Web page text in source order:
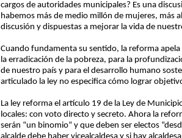
cargos de autoridades municipales? Es una
habemos más de medio millón de mujeres, más
discusión y dispuestas a mejorar la vida de
Cuando fundamenta su sentido, la reforma
la erradicación de la pobreza, para la
de nuestro país y para el desarrollo humano
articulado la ley no especifica cómo lograr
La ley reforma el artículo 19 de la Ley de
locales: con voto directo y secreto. Ahora la
serán “un binomio” y que deben ser electos